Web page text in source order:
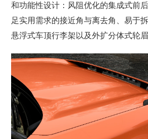
和功能性设计：风阻优化的集成式前
足实用需求的接近角与离去角、易于
悬浮式车顶行李架以及外扩分体式轮眉